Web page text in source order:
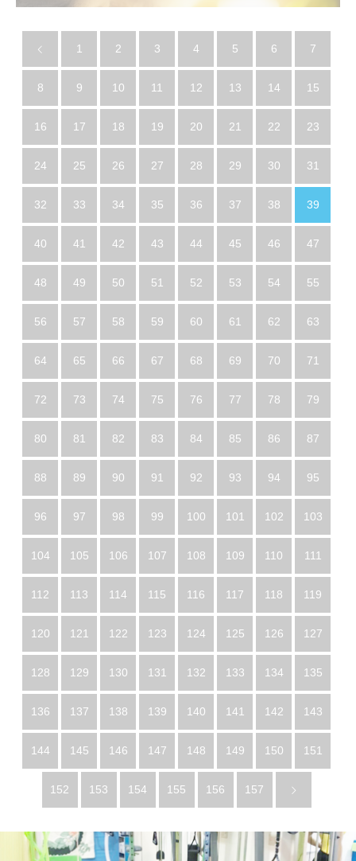
1 2 3 4 5 6 7
8 9 10 11 12 13 14 15
16 17 18 19 20 21 22 23
24 25 26 27 28 29 30 31
32 33 34 35 36 37 38 39
40 41 42 43 44 45 46 47
48 49 50 51 52 53 54 55
56 57 58 59 60 61 62 63
64 65 66 67 68 69 70 71
72 73 74 75 76 77 78 79
80 81 82 83 84 85 86 87
88 89 90 91 92 93 94 95
96 97 98 99 100 101 102 103
104 105 106 107 108 109 110 111
112 113 114 115 116 117 118 119
120 121 122 123 124 125 126 127
128 129 130 131 132 133 134 135
136 137 138 139 140 141 142 143
144 145 146 147 148 149 150 151
152 153 154 155 156 157